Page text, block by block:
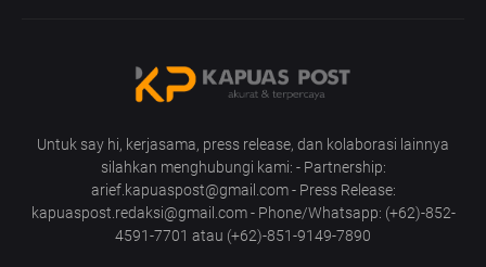
Untuk say hi, kerjasama, press release, dan kolaborasi lainnya
silahkan menghubungi kami: - Partnership:
arief.kapuaspost@gmail.com - Press Release:
kapuaspost.redaksi@gmail.com - Phone/Whatsapp: (+62)-852-
4591-7701 atau (+62)-851-9149-7890